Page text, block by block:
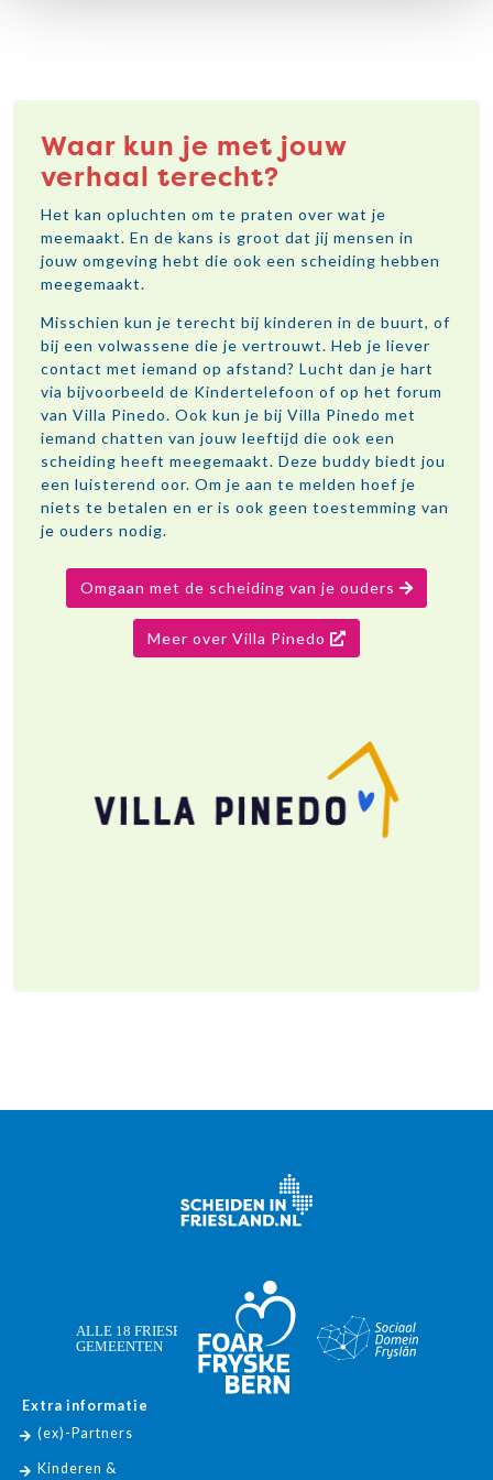
Waar kun je met jouw
verhaal terecht?
Het kan opluchten om te praten over wat je
meemaakt. En de kans is groot dat jij mensen in
jouw omgeving hebt die ook een scheiding hebben
meegemaakt.
Misschien kun je terecht bij kinderen in de buurt, of
bij een volwassene die je vertrouwt. Heb je liever
contact met iemand op afstand? Lucht dan je hart
via bijvoorbeeld de Kindertelefoon of op het forum
van Villa Pinedo. Ook kun je bij Villa Pinedo met
iemand chatten van jouw leeftijd die ook een
scheiding heeft meegemaakt. Deze buddy biedt jou
een luisterend oor. Om je aan te melden hoef je
niets te betalen en er is ook geen toestemming van
je ouders nodig.
Omgaan met de scheiding van je ouders
Meer over Villa Pinedo
Extra informatie
(ex)-Partners
Kinderen &